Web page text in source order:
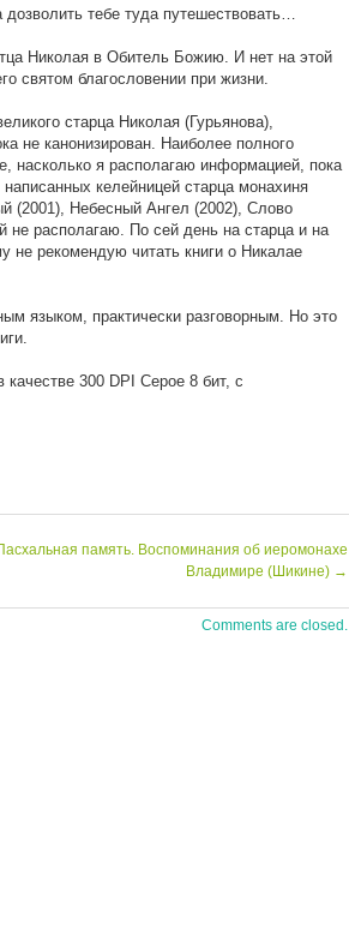
тебе туда путешествовать…
Николая в Обитель Божию. И нет на этой
святом благословении при жизни.
старца Николая (Гурьянова),
не канонизирован. Наиболее полного
насколько я располагаю информацией, пока
келейницей старца монахиня
(2001), Небесный Ангел (2002), Слово
располагаю. По сей день на старца и на
не рекомендую читать книги о Никалае
языком, практически разговорным. Но это
300 DPI Серое 8 бит, с
память. Воспоминания об иеромонахе
Владимире (Шикине) →
Comments are closed.